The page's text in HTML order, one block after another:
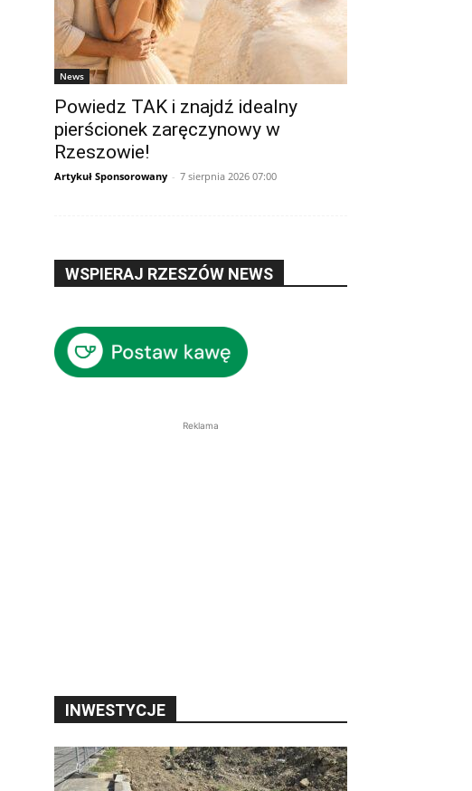
News
Powiedz TAK i znajdź idealny
pierścionek zaręczynowy w
Rzeszowie!
Artykuł Sponsorowany - 7 sierpnia 2026 07:00
WSPIERAJ RZESZÓW NEWS
Reklama
INWESTYCJE